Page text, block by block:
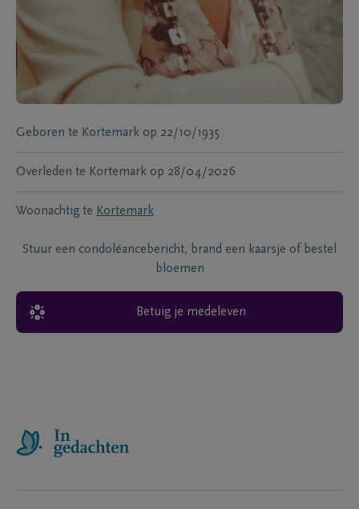
Geboren te Kortemark op 22/10/1935
Overleden te Kortemark op 28/04/2026
Woonachtig te Kortemark
Stuur een condoléancebericht, brand een kaarsje of bestel
bloemen
Betuig je medeleven